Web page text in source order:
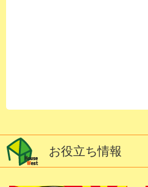
お役立ち情報